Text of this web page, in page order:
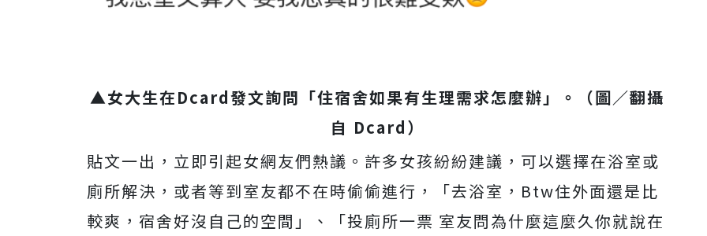
▲女大生在Dcard發文詢問「住宿舍如果有生理需求怎麼辦」。（圖／翻攝
自 Dcard）
貼文一出，立即引起女網友們熱議。許多女孩紛紛建議，可以選擇在浴室或
廁所解決，或者等到室友都不在時偷偷進行，「去浴室，Btw住外面還是比
較爽，宿舍好沒自己的空間」、「投廁所一票 室友問為什麼這麼久你就說在